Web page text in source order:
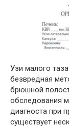
Узи малого
безвредная
брюшной
обследования
диагноста при
существует